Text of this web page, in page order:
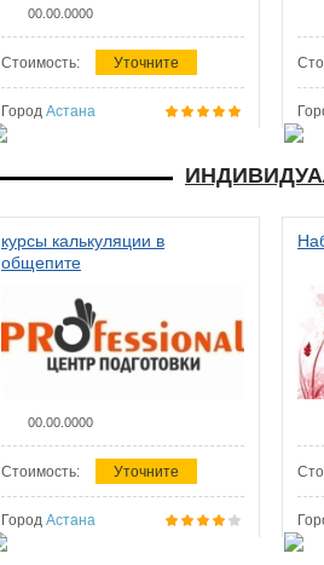
00.00.0000
Стоимость: Уточните
Город Астана
курсы калькуляции в
общепите
00.00.0000
Стоимость: Уточните
Город Астана